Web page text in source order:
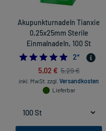
Akupunkturnadeln Tianxie
0,25x25mm Sterile
Einmalnadeln, 100 St
5.0
2*
5,02 € 5,29 €
inkl. MwSt. zzgl. Versandkosten
Lieferbar